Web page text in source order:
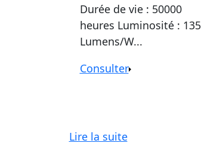
Durée de vie : 50000
heures Luminosité : 135
Lumens/W...
Consulter
Lire la suite